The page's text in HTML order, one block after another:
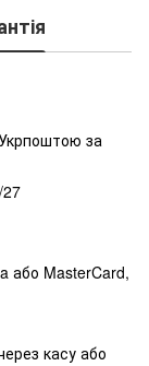
за
27
або MasterCard,
касу або